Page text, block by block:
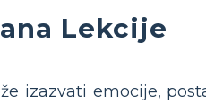
Lekcije
izazvati emocije,